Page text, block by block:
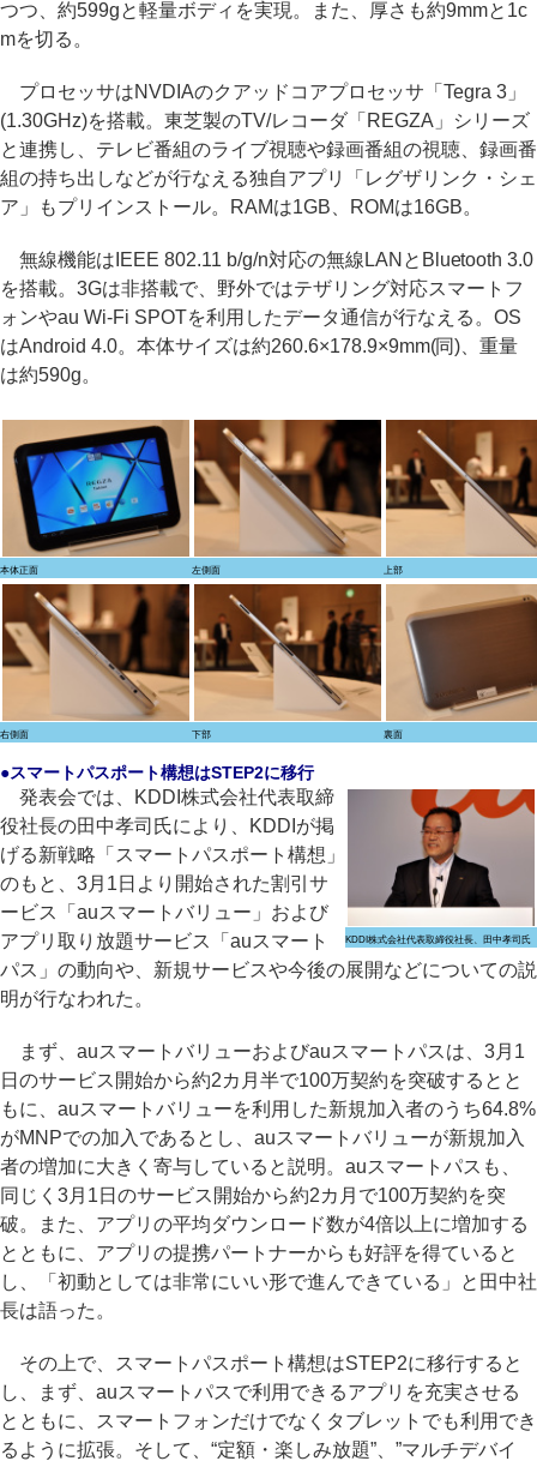
つつ、約599gと軽量ボディを実現。また、厚さも約9mmと1c
mを切る。
プロセッサはNVDIAのクアッドコアプロセッサ「Tegra 3」
(1.30GHz)を搭載。東芝製のTV/レコーダ「REGZA」シリーズ
と連携し、テレビ番組のライブ視聴や録画番組の視聴、録画番
組の持ち出しなどが行なえる独自アプリ「レグザリンク・シェ
ア」もプリインストール。RAMは1GB、ROMは16GB。
無線機能はIEEE 802.11 b/g/n対応の無線LANとBluetooth 3.0
を搭載。3Gは非搭載で、野外ではテザリング対応スマートフ
ォンやau Wi-Fi SPOTを利用したデータ通信が行なえる。OS
はAndroid 4.0。本体サイズは約260.6×178.9×9mm(同)、重量
は約590g。
本体正面 左側面 上部
右側面 下部 裏面
●スマートパスポート構想はSTEP2に移行
KDDI株式会社代表取締役社長、田中孝司氏
発表会では、KDDI株式会社代表取締
役社長の田中孝司氏により、KDDIが掲
げる新戦略「スマートパスポート構想」
のもと、3月1日より開始された割引サ
ービス「auスマートバリュー」および
アプリ取り放題サービス「auスマート
パス」の動向や、新規サービスや今後の展開などについての説
明が行なわれた。
まず、auスマートバリューおよびauスマートパスは、3月1
日のサービス開始から約2カ月半で100万契約を突破するとと
もに、auスマートバリューを利用した新規加入者のうち64.8%
がMNPでの加入であるとし、auスマートバリューが新規加入
者の増加に大きく寄与していると説明。auスマートパスも、
同じく3月1日のサービス開始から約2カ月で100万契約を突
破。また、アプリの平均ダウンロード数が4倍以上に増加する
とともに、アプリの提携パートナーからも好評を得ていると
し、「初動としては非常にいい形で進んできている」と田中社
長は語った。
その上で、スマートパスポート構想はSTEP2に移行すると
し、まず、auスマートパスで利用できるアプリを充実させる
とともに、スマートフォンだけでなくタブレットでも利用でき
るように拡張。そして、“定額・楽しみ放題”、”マルチデバイ